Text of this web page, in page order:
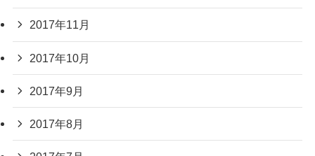
2017年11月
2017年10月
2017年9月
2017年8月